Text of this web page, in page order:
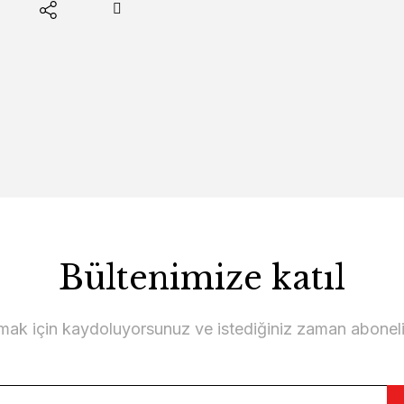
Bültenimize katıl
için kaydoluyorsunuz ve istediğiniz zaman